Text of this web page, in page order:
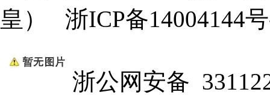
皇）
浙ICP备14004144
浙公网安备